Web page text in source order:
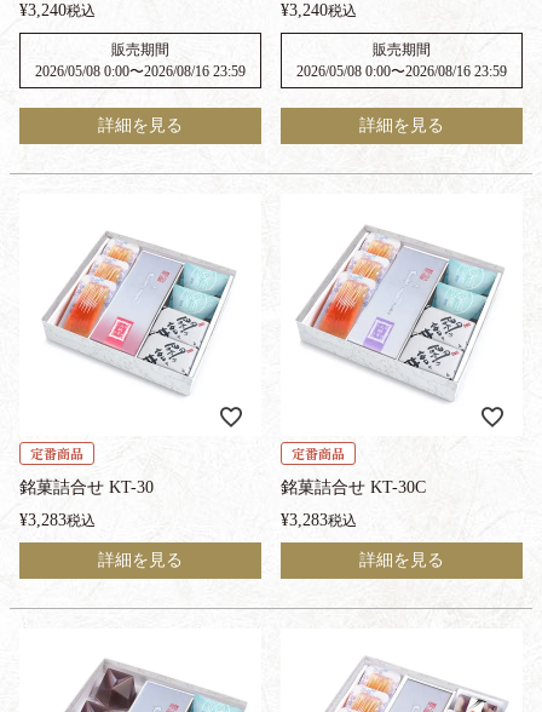
¥3,240税込
販売期間
2026/05/08 0:00〜2026/08/16 23:59
詳細を見る
¥3,240税込
販売期間
2026/05/08 0:00〜2026/08/16 23:59
詳細を見る
定番商品
銘菓詰合せ KT-30
¥3,283税込
詳細を見る
定番商品
銘菓詰合せ KT-30C
¥3,283税込
詳細を見る